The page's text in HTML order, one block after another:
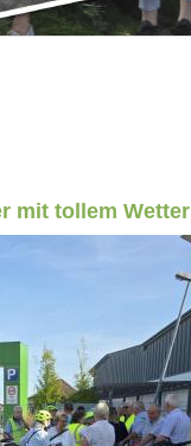
mit tollem Wetter